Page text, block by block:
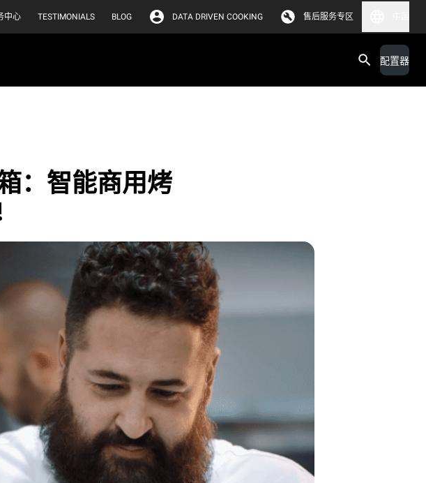
中心 TESTIMONIALS BLOG DATA DRIVEN COOKING 售后服务专区
配置器
：智能商用烤